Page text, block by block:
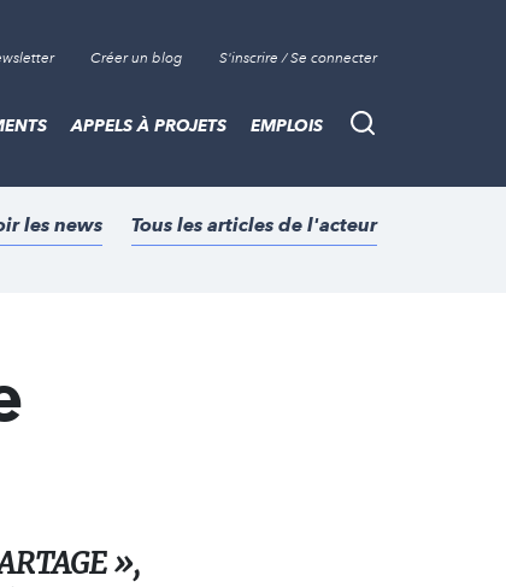
Créer un blog S'inscrire / Se connecter
Recherche
APPELS À PROJETS EMPLOIS
les news Tous les articles de l'acteur
»,